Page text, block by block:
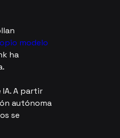
modelo
ha
A partir
autónoma
se